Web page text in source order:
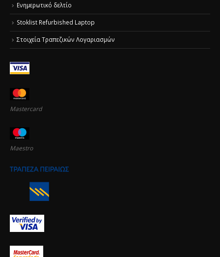
Ενημερωτικό δελτίο
Stoklist Refurbished Laptop
Στοιχεία Τραπεζικών Λογαριασμών
Mastercard
Maestro